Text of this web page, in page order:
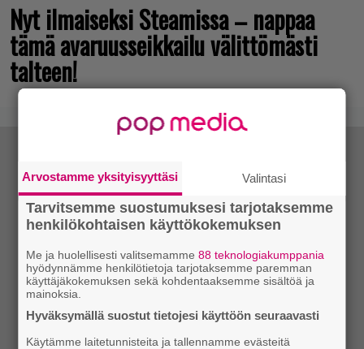
Nyt ilmaiseksi Steamissa – nappaa
tämä avaruusseikkailu välittömästi
talteen!
Arvostamme yksityisyyttäsi Valintasi
Tarvitsemme suostumuksesi tarjotaksemme
henkilökohtaisen käyttökokemuksen
Me ja huolellisesti valitsemamme88 teknologiakumppania
hyödynnämme henkilötietoja tarjotaksemme paremman
käyttäjäkokemuksen sekä kohdentaaksemme sisältöä ja
mainoksia.
Hyväksymällä suostut tietojesi käyttöön seuraavasti
Käytämme laitetunnisteita ja tallennamme evästeitä